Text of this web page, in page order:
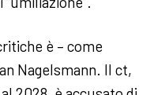
è – come
Nagelsmann. Il ct,